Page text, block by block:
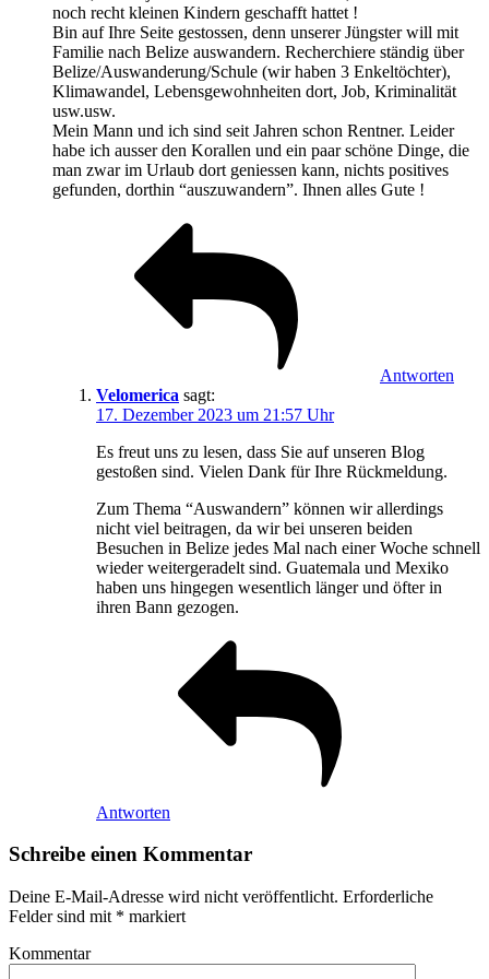
noch recht kleinen Kindern geschafft hattet !
Bin auf Ihre Seite gestossen, denn unserer Jüngster will mit
Familie nach Belize auswandern. Recherchiere ständig über
Belize/Auswanderung/Schule (wir haben 3 Enkeltöchter),
Klimawandel, Lebensgewohnheiten dort, Job, Kriminalität
usw.usw.
Mein Mann und ich sind seit Jahren schon Rentner. Leider
habe ich ausser den Korallen und ein paar schöne Dinge, die
man zwar im Urlaub dort geniessen kann, nichts positives
gefunden, dorthin “auszuwandern”. Ihnen alles Gute !
Antworten
Velomerica sagt:
17. Dezember 2023 um 21:57 Uhr
Es freut uns zu lesen, dass Sie auf unseren Blog
gestoßen sind. Vielen Dank für Ihre Rückmeldung.
Zum Thema “Auswandern” können wir allerdings
nicht viel beitragen, da wir bei unseren beiden
Besuchen in Belize jedes Mal nach einer Woche schnell
wieder weitergeradelt sind. Guatemala und Mexiko
haben uns hingegen wesentlich länger und öfter in
ihren Bann gezogen.
Antworten
Schreibe einen Kommentar
Deine E-Mail-Adresse wird nicht veröffentlicht. Erforderliche
Felder sind mit * markiert
Kommentar